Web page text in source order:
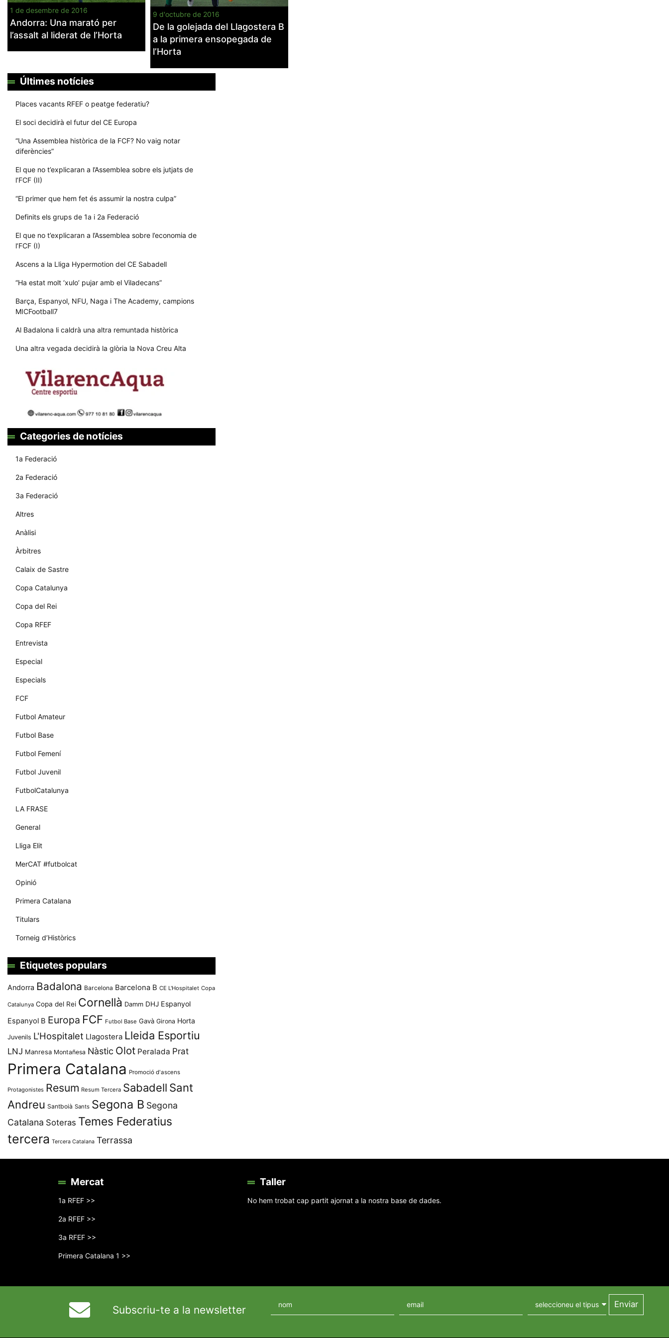
1 de desembre de 2016
Andorra: Una marató per
l’assalt al liderat de l’Horta
9 d'octubre de 2016
De la golejada del Llagostera B
a la primera ensopegada de
l’Horta
Últimes notícies
Places vacants RFEF o peatge federatiu?
El soci decidirà el futur del CE Europa
“Una Assemblea històrica de la FCF? No vaig notar
diferències”
El que no t’explicaran a l’Assemblea sobre els jutjats de
l’FCF (II)
“El primer que hem fet és assumir la nostra culpa”
Definits els grups de 1a i 2a Federació
El que no t’explicaran a l’Assemblea sobre l’economia de
l’FCF (I)
Ascens a la Lliga Hypermotion del CE Sabadell
“Ha estat molt ‘xulo’ pujar amb el Viladecans”
Barça, Espanyol, NFU, Naga i The Academy, campions
MICFootball7
Al Badalona li caldrà una altra remuntada històrica
Una altra vegada decidirà la glòria la Nova Creu Alta
Categories de notícies
1a Federació
2a Federació
3a Federació
Altres
Anàlisi
Àrbitres
Calaix de Sastre
Copa Catalunya
Copa del Rei
Copa RFEF
Entrevista
Especial
Especials
FCF
Futbol Amateur
Futbol Base
Futbol Femení
Futbol Juvenil
FutbolCatalunya
LA FRASE
General
Lliga Elit
MerCAT #futbolcat
Opinió
Primera Catalana
Titulars
Torneig d’Històrics
Etiquetes populars
Andorra Badalona Barcelona Barcelona B CE L'Hospitalet Copa
Catalunya Copa del Rei Cornellà Damm DHJ Espanyol
Espanyol B Europa FCF Futbol Base Gavà Girona Horta
Juvenils L'Hospitalet Llagostera Lleida Esportiu
LNJ Manresa Montañesa Nàstic Olot Peralada Prat
Primera Catalana Promoció d'ascens
Protagonistes Resum Resum Tercera Sabadell Sant
Andreu Santboià Sants Segona B Segona
Catalana Soteras Temes Federatius
tercera Tercera Catalana Terrassa
Mercat
1a RFEF >>
2a RFEF >>
3a RFEF >>
Primera Catalana 1 >>
Taller
No hem trobat cap partit ajornat a la nostra base de dades.
Subscriu-te a la newsletter